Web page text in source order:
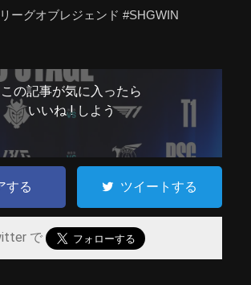
ーグオブレジェンド #SHGWIN
この記事が気に入ったら
いいね ! しよう
する ツイートする
で